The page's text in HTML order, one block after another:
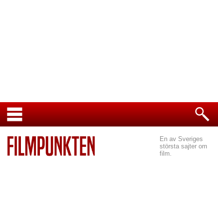
En av Sveriges
största sajter om
film.